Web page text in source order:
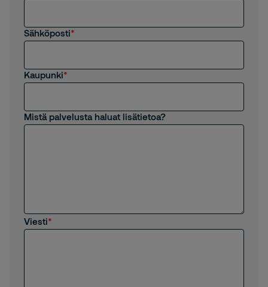
Sähköposti
Kaupunki
Mistä palvelusta haluat lisätietoa?
Viesti